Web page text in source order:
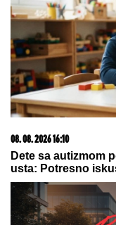
08. 08. 2026 16:10
Dete sa autizmom
usta: Potresno